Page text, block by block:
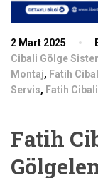
2 Mart 2025
Cibali Gölge
Montaj, Fatih
Servis, Fatih
Fatih